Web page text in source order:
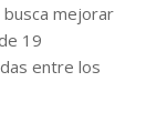
mejorar
19
entre los